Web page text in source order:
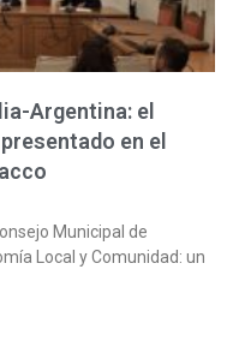
Argentina: el
en el
Municipal de
Local y Comunidad: un